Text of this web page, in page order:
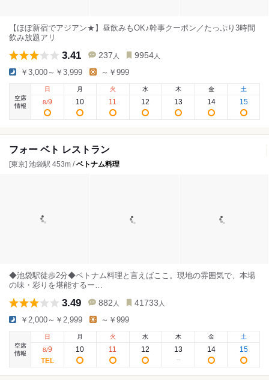
【ほぼ新宿でアジアン★】昼飲みもOK♪幹事クーポン／たっぷり3時間
飲み放題アリ
3.41 237 人 9954 人
￥3,000～￥3,999 ～￥999
空席
情報
日
8/9
月
10
火
11
水
12
木
13
金
14
土
15
フォー ベト レストラン
[東京] 池袋駅 453m /ベトナム料理
◆池袋駅徒歩2分◆ベトナム料理と言えばここ。現地の雰囲気で、本場
の味・彩りを堪能するー…
3.49 882 人 41733 人
￥2,000～￥2,999 ～￥999
空席
情報
日
8/9
月
10
火
11
水
12
木
13
金
14
土
15